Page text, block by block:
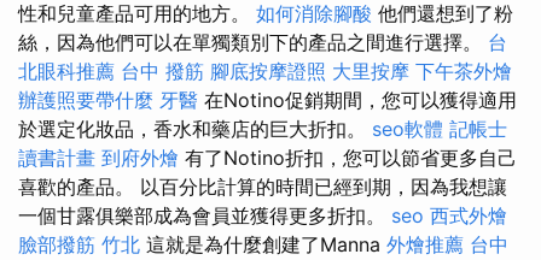
性和兒童產品可用的地方。 如何消除腳酸 他們還想到了粉
絲，因為他們可以在單獨類別下的產品之間進行選擇。 台
北眼科推薦 台中 撥筋 腳底按摩證照 大里按摩 下午茶外燴
辦護照要帶什麼 牙醫 在Notino促銷期間，您可以獲得適用
於選定化妝品，香水和藥店的巨大折扣。 seo軟體 記帳士
讀書計畫 到府外燴 有了Notino折扣，您可以節省更多自己
喜歡的產品。 以百分比計算的時間已經到期，因為我想讓
一個甘露俱樂部成為會員並獲得更多折扣。 seo 西式外燴
臉部撥筋 竹北 這就是為什麼創建了Manna 外燴推薦 台中